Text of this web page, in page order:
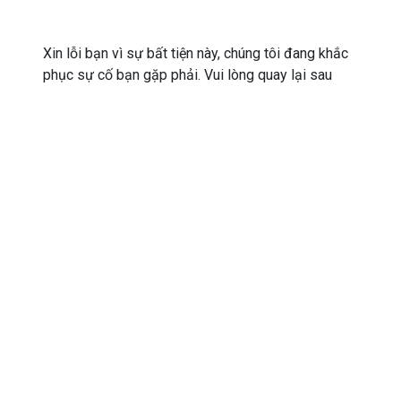
Xin lỗi bạn vì sự bất tiện này, chúng tôi đang khắc
phục sự cố bạn gặp phải. Vui lòng quay lại sau